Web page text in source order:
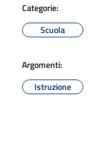
Categorie:
Scuola
Argomenti:
Istruzione